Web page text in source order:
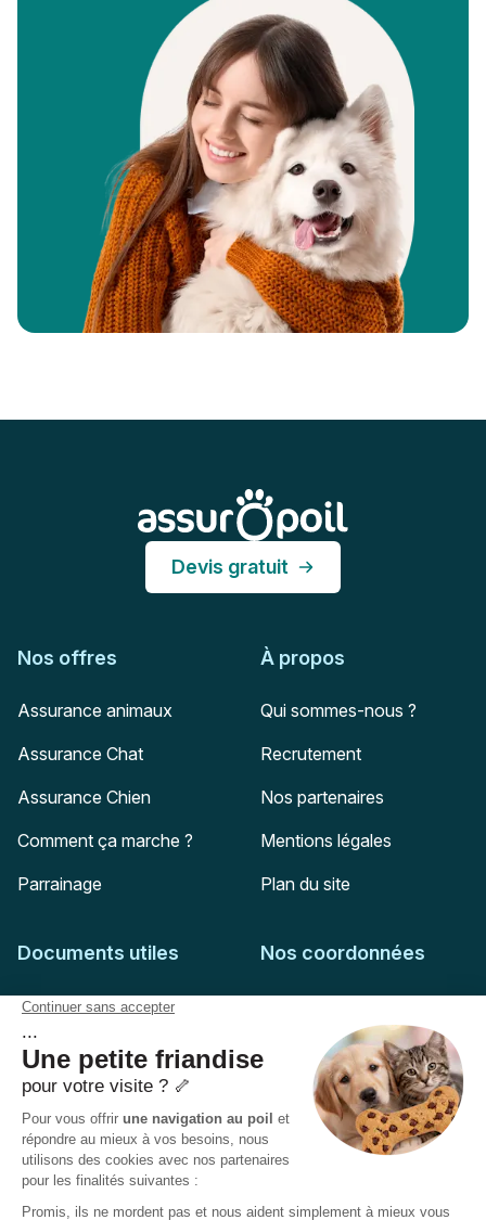
Devis gratuit
Nos offres
Assurance animaux
Assurance Chat
Assurance Chien
Comment ça marche ?
Parrainage
À propos
Qui sommes-nous ?
Recrutement
Nos partenaires
Mentions légales
Plan du site
Documents utiles
Feuille de soins
Conditions générales
Politique de confidentialité
Politique des Cookies
Accessibilité :
Partiellement conforme
Nos coordonnées
51-55 rue Hoche
94767
Ivry-sur-Seine
Pas encore client ?
Mail :
adhesion@assuropoil.com
Tel :
01 77 94 89 02